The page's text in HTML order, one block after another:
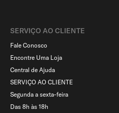
SERVIÇO AO CLIENTE​
Fale Conosco
Encontre Uma Loja
Central de Ajuda
SERVIÇO AO CLIENTE
Segunda a sexta-feira
Das 8h às 18h